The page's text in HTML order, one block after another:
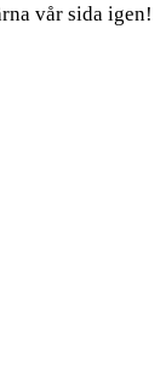
vår sida igen!